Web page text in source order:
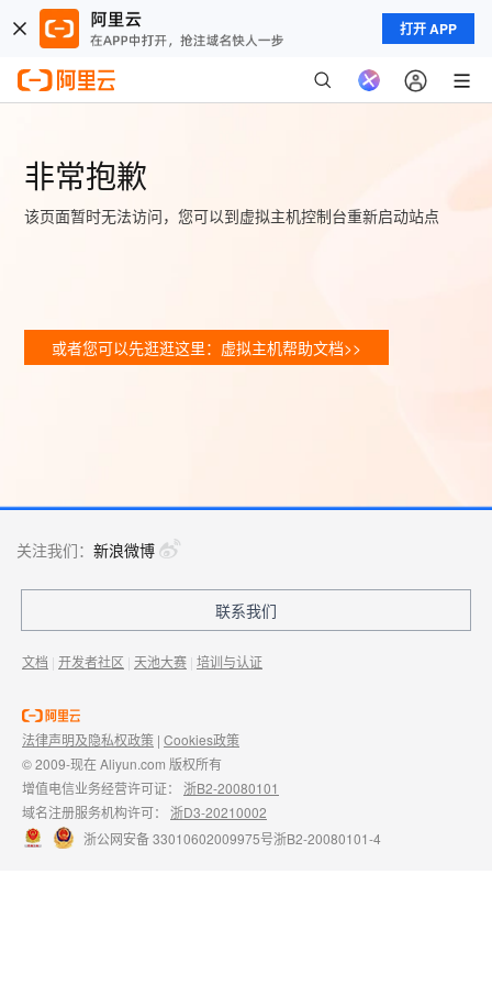
打开 APP
非常抱歉
该页面暂时无法访问，您可以到虚拟主机控制台重新启动站点
或者您可以先逛逛这里：虚拟主机帮助文档>>